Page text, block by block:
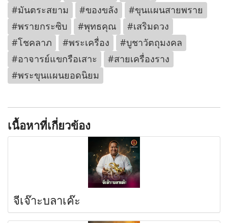
#มันตระสยาม
#ของขลัง
#ขุนแผนสายพราย
#พรายกระซิบ
#พุทธคุณ
#เสริมดวง
#โชคลาภ
#พระเครื่อง
#บูชาวัตถุมงคล
#อาจารย์แขกรือเสาะ
#สายเครื่องราง
#พระขุนแผนยอดนิยม
เนื้อหาที่เกี่ยวข้อง
จีเจ๊าะบลาเค๊ะ